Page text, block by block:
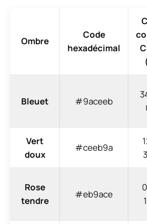
Ombre
Code
hexadécimal
Bleuet #9aceeb
Vert
doux
#ceeb9a
Rose
tendre
#eb9ace